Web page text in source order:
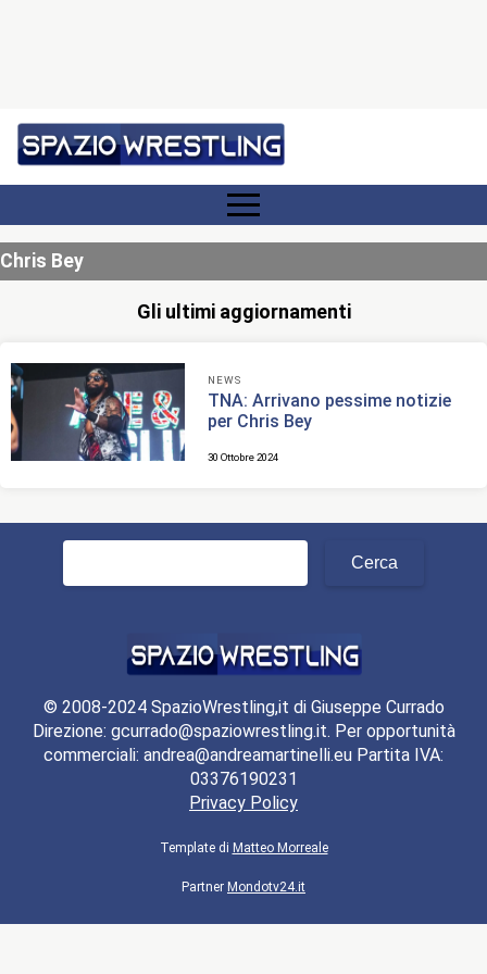
Chris Bey
Gli ultimi aggiornamenti
NEWS
TNA: Arrivano pessime notizie
per Chris Bey
30 Ottobre 2024
Ricerca
© 2008-2024 SpazioWrestling,it di Giuseppe Currado
Direzione: gcurrado@spaziowrestling.it. Per opportunità
commerciali: andrea@andreamartinelli.eu Partita IVA:
03376190231
Privacy Policy
Template di Matteo Morreale
Partner Mondotv24.it